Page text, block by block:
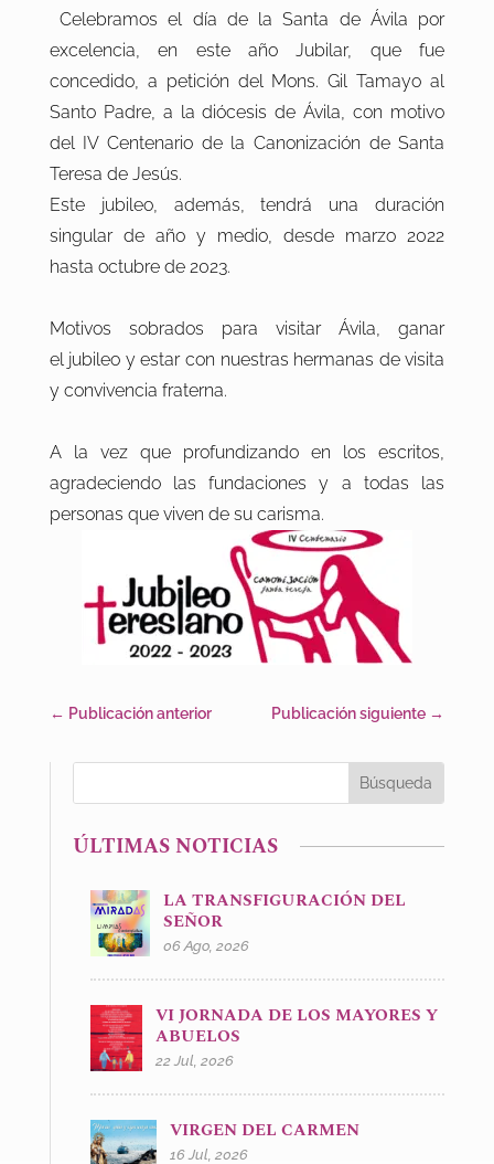
Celebramos el día de la Santa de Ávila por
excelencia, en este año Jubilar, que fue
concedido, a petición del Mons. Gil Tamayo al
Santo Padre, a la diócesis de Ávila, con motivo
del IV Centenario de la Canonización de Santa
Teresa de Jesús.
Este jubileo, además, tendrá una duración
singular de año y medio, desde marzo 2022
hasta octubre de 2023.
Motivos sobrados para visitar Ávila, ganar
el jubileo y estar con nuestras hermanas de visita
y convivencia fraterna.
A la vez que profundizando en los escritos,
agradeciendo las fundaciones y a todas las
personas que viven de su carisma.
← Publicación anterior Publicación siguiente →
ÚLTIMAS NOTICIAS
LA TRANSFIGURACIÓN DEL
SEÑOR
06 Ago, 2026
VI JORNADA DE LOS MAYORES Y
ABUELOS
22 Jul, 2026
VIRGEN DEL CARMEN
16 Jul, 2026